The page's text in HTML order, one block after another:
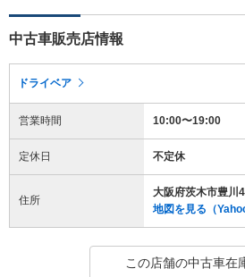
中古車販売店情報
ドライベア
営業時間 10:00〜19:00
定休日 不定休
住所
大阪府茨木市豊川
地図を見る（
この店舗の中古車在